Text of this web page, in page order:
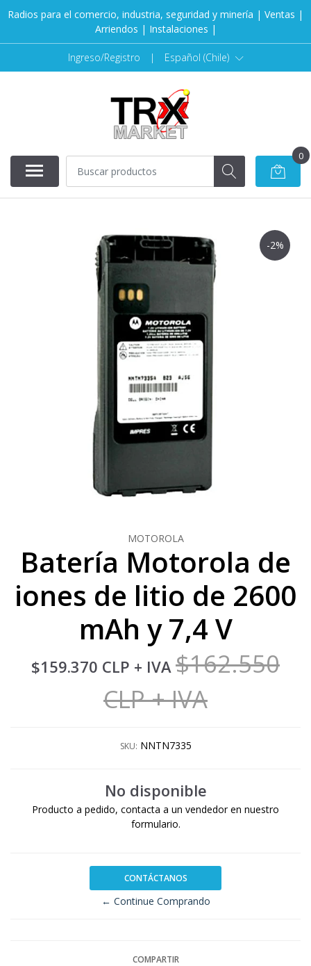
Radios para el comercio, industria, seguridad y minería | Ventas |
Arriendos | Instalaciones |
Ingreso/Registro | Español (Chile)
0
-2%
MOTOROLA
Batería Motorola de
iones de litio de 2600
mAh y 7,4 V
$159.370 CLP + IVA $162.550
CLP+ IVA
SKU: NNTN7335
No disponible
Producto a pedido, contacta a un vendedor en nuestro
formulario.
CONTÁCTANOS
← Continue Comprando
COMPARTIR